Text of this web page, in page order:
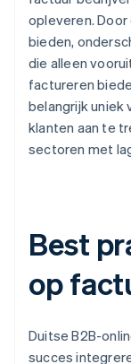
opleveren.
bieden,
die alleen
factureren
belangrijk uniek
klanten aan te
sectoren met
Best
op
Duitse B2B-
succes